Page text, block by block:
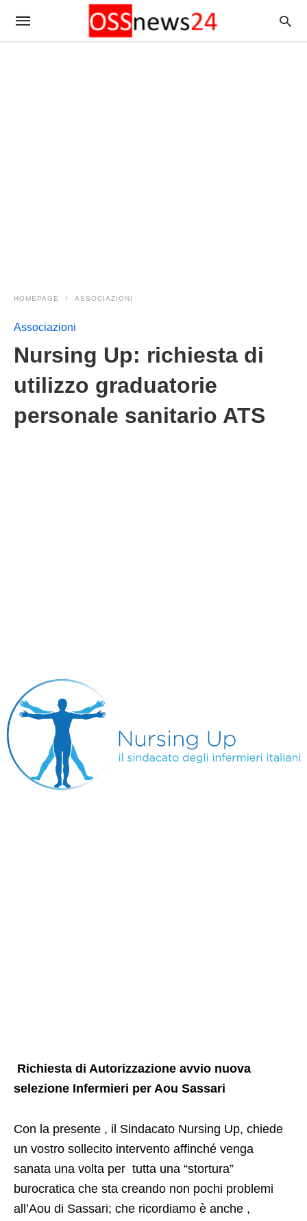
HOMEPAGE ASSOCIAZIONI
Associazioni
Nursing Up: richiesta di
utilizzo graduatorie
personale sanitario ATS
Richiesta di Autorizzazione avvio nuova
selezione Infermieri per Aou Sassari
Con la presente , il Sindacato Nursing Up, chiede
un vostro sollecito intervento affinché venga
sanata una volta per tutta una “stortura”
burocratica che sta creando non pochi problemi
all’Aou di Sassari; che ricordiamo è anche ,